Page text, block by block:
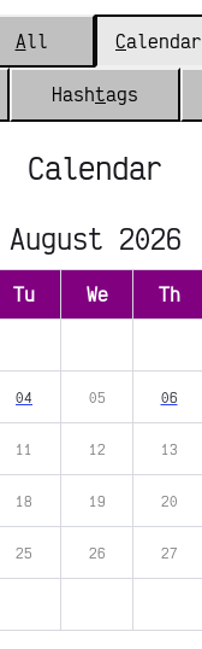
All Calendar
Hashtags
Calendar
August 2026
Tu We Th
04 05 06
11 12 13
18 19 20
25 26 27